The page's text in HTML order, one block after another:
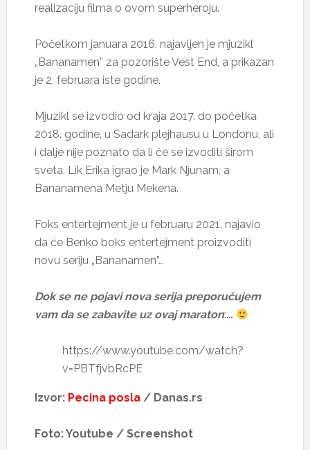
realizaciju filma o ovom superheroju.
Početkom januara 2016. najavljen je mjuzikl
„Bananamen” za pozorište Vest End, a prikazan
je 2. februara iste godine.
Mjuzikl se izvodio od kraja 2017. do početka
2018. godine, u Sadark plejhausu u Londonu, ali
i dalje nije poznato da li će se izvoditi širom
sveta. Lik Erika igrao je Mark Njunam, a
Bananamena Metju Mekena.
Foks entertejment je u februaru 2021. najavio
da će Benko boks entertejment proizvoditi
novu seriju „Bananamen”…
Dok se ne pojavi nova serija preporučujem
vam da se zabavite uz ovaj maraton:…
https://www.youtube.com/watch?
v=PBTfjvbRcPE
Izvor: Pecina posla / Danas.rs
Foto: Youtube / Screenshot